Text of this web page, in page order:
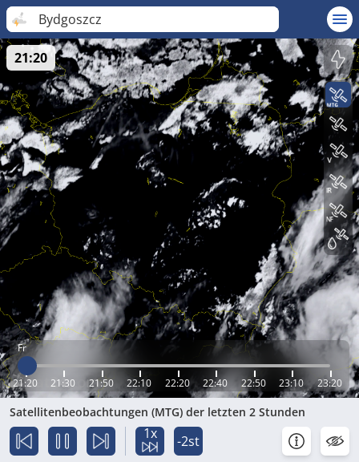
Bydgoszcz
Fr
21:20 21:30 21:50 22:10 22:20 22:40 22:50 23:10 23:20
21:20
Satellitenbeobachtungen (MTG) der letzten 2 Stunden
1x -2st